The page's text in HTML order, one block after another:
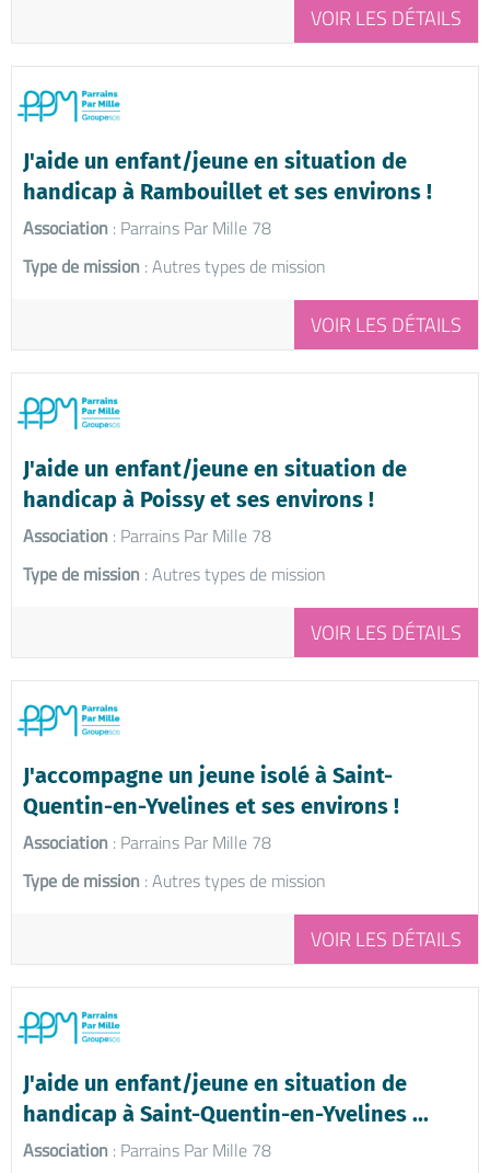
VOIR LES DÉTAILS
J'aide un enfant/jeune en situation de
handicap à Rambouillet et ses environs !
Association : Parrains Par Mille 78
Type de mission : Autres types de mission
VOIR LES DÉTAILS
J'aide un enfant/jeune en situation de
handicap à Poissy et ses environs !
Association : Parrains Par Mille 78
Type de mission : Autres types de mission
VOIR LES DÉTAILS
J'accompagne un jeune isolé à Saint-
Quentin-en-Yvelines et ses environs !
Association : Parrains Par Mille 78
Type de mission : Autres types de mission
VOIR LES DÉTAILS
J'aide un enfant/jeune en situation de
handicap à Saint-Quentin-en-Yvelines ...
Association : Parrains Par Mille 78